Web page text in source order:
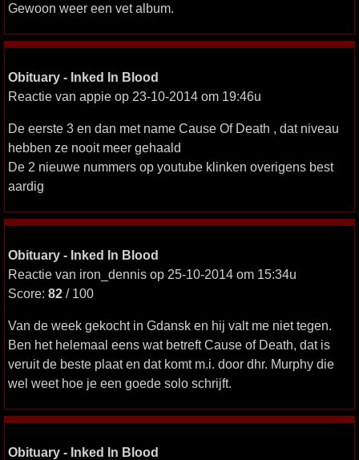
Gewoon weer een vet album.
Obituary - Inked In Blood
Reactie van appie op 23-10-2014 om 19:46u
De eerste 3 en dan met name Cause Of Death , dat niveau
hebben ze nooit meer gehaald
De 2 nieuwe nummers op youtube klinken overigens best
aardig
Obituary - Inked In Blood
Reactie van iron_dennis op 25-10-2014 om 15:34u
Score: 82 / 100
Van de week gekocht in Gdansk en hij valt me niet tegen.
Ben het helemaal eens wat betreft Cause of Death, dat is
veruit de beste plaat en dat komt m.i. door dhr. Murphy die
wel weet hoe je een goede solo schrijft.
Obituary - Inked In Blood